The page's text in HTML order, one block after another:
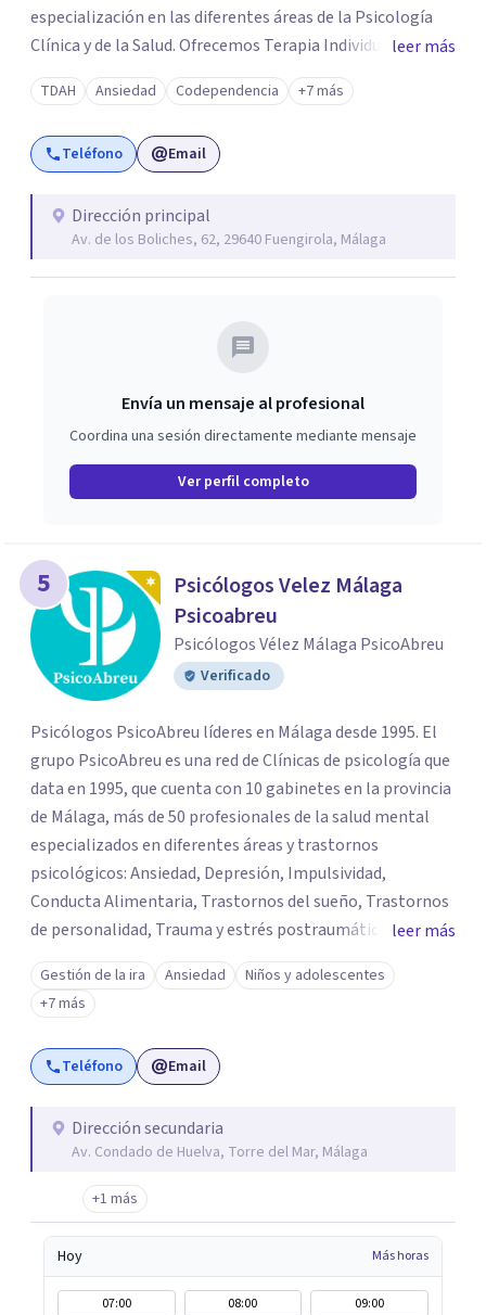
especialización en las diferentes áreas de la Psicología
Clínica y de la Salud. Ofrecemos Terapia Individual,
Terapia de Pareja y Terapia Familiar de forma presencial y
online. Atendemos a personas de todas las edades en
español, inglés y sueco. Para los más pequeños contamos
con un psicólogo infantil especializado en infancia y
psicólogo especialista en Psicología Jurídica y Forense
elabora peritajes psicológicos con gran dedicación y
detalle.
leer más
TDAH Ansiedad Codependencia +7 más
Teléfono Email
Dirección principal
Av. de los Boliches, 62, 29640 Fuengirola, Málaga
Envía un mensaje al profesional
Coordina una sesión directamente mediante mensaje
Ver perfil completo
5
Psicólogos Velez Málaga
Psicoabreu
Psicólogos Vélez Málaga PsicoAbreu
Verificado
Psicólogos PsicoAbreu líderes en Málaga desde 1995. El
grupo PsicoAbreu es una red de Clínicas de psicología que
data en 1995, que cuenta con 10 gabinetes en la provincia
de Málaga, más de 50 profesionales de la salud mental
especializados en diferentes áreas y trastornos
psicológicos: Ansiedad, Depresión, Impulsividad,
Conducta Alimentaria, Trastornos del sueño, Trastornos
de personalidad, Trauma y estrés postraumático,
Psicología Infantil y juvenil, Terapias de pareja, Servicio
de Psicología Jurídica, Psiquiatría, Neuropsicología, y
mucho más. PsicoAbreu cuenta con un equipo de
profesionales formados en una gran variedad de técnicas
y orientaciones psicológicas: Terapia Cognitivo
analítico funcional, Terapia de aceptación y compromiso,
Terapia sistémica, Mindfulness, etc.
leer más
Gestión de la ira Ansiedad
Niños y adolescentes
+7 más
Teléfono Email
Dirección secundaria
Av. Condado de Huelva, Torre del Mar, Málaga
+1 más
Hoy Más horas
07:00 08:00
09:00